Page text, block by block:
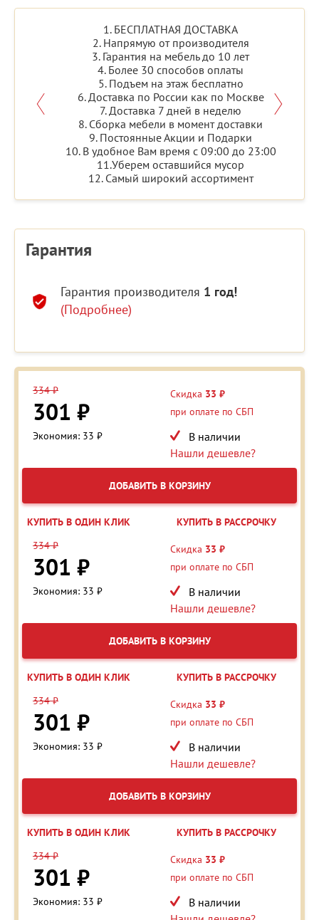
1. БЕСПЛАТНАЯ ДОСТАВКА
2. Напрямую от производителя
3. Гарантия на мебель до 10 лет
4. Более 30 способов оплаты
5. Подъем на этаж бесплатно
6. Доставка по России как по Москве
7. Доставка 7 дней в неделю
8. Сборка мебели в момент доставки
9. Постоянные Акции и Подарки
10. В удобное Вам время с 09:00 до 23:00
11.Уберем оставшийся мусор
12. Самый широкий ассортимент
Гарантия
Гарантия производителя 1 год!
(Подробнее)
334 ₽
301 ₽
Экономия: 33 ₽
Скидка 33 ₽
при оплате по СБП
В наличии
Нашли дешевле?
ДОБАВИТЬ В КОРЗИНУ
КУПИТЬ В ОДИН КЛИК
КУПИТЬ В РАССРОЧКУ
334 ₽
301 ₽
Экономия: 33 ₽
Скидка 33 ₽
при оплате по СБП
В наличии
Нашли дешевле?
ДОБАВИТЬ В КОРЗИНУ
КУПИТЬ В ОДИН КЛИК
КУПИТЬ В РАССРОЧКУ
334 ₽
301 ₽
Экономия: 33 ₽
Скидка 33 ₽
при оплате по СБП
В наличии
Нашли дешевле?
ДОБАВИТЬ В КОРЗИНУ
КУПИТЬ В ОДИН КЛИК
КУПИТЬ В РАССРОЧКУ
334 ₽
301 ₽
Экономия: 33 ₽
Скидка 33 ₽
при оплате по СБП
В наличии